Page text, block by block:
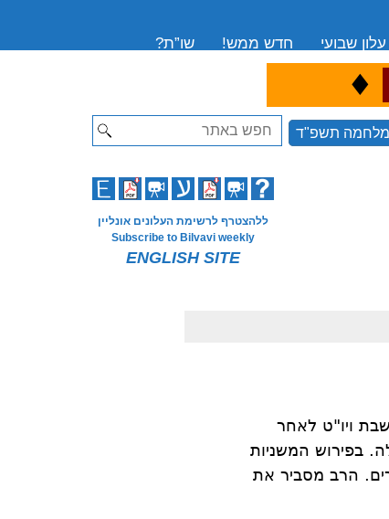
שו”ת?
חדש ממש! עלון שבועי
♦
Search
מלחמה תשפ"ד
ללהצטרף לרשימת העלונים אונליין
Subscribe to Bilvavi weekly
ENGLISH SITE
ויו"ט לאחר
בפירוש המשניות
הרב מסביר את